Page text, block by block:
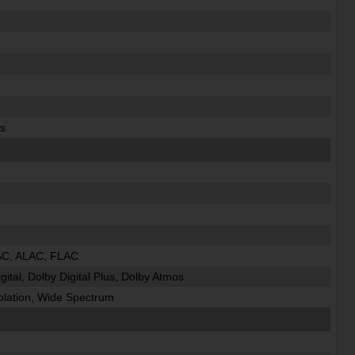
ALAC, FLAC
Dolby Digital Plus, Dolby Atmos
Wide Spectrum